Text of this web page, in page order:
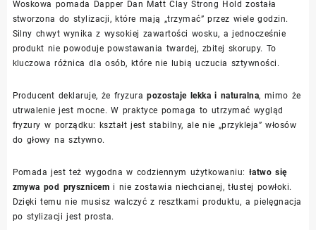
Woskowa pomada Dapper Dan Matt Clay Strong Hold została
stworzona do stylizacji, które mają „trzymać” przez wiele godzin.
Silny chwyt wynika z wysokiej zawartości wosku, a jednocześnie
produkt nie powoduje powstawania twardej, zbitej skorupy. To
kluczowa różnica dla osób, które nie lubią uczucia sztywności.
Producent deklaruje, że fryzurapozostaje lekka i naturalna, mimo że
utrwalenie jest mocne. W praktyce pomaga to utrzymać wygląd
fryzury w porządku: kształt jest stabilny, ale nie „przykleja” włosów
do głowy na sztywno.
Pomada jest też wygodna w codziennym użytkowaniu: łatwo się
zmywa pod prysznicem i nie zostawia niechcianej, tłustej powłoki.
Dzięki temu nie musisz walczyć z resztkami produktu, a pielęgnacja
po stylizacji jest prosta.